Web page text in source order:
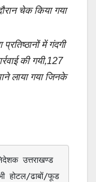
चेक किया गया
में गंदगी
की गयी,127
लाया गया जिनके
उत्तराखण्ड
होटल/ढाबों/फूड